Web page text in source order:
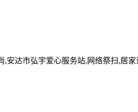
安达市弘宇爱心服务站,网络祭扫,居